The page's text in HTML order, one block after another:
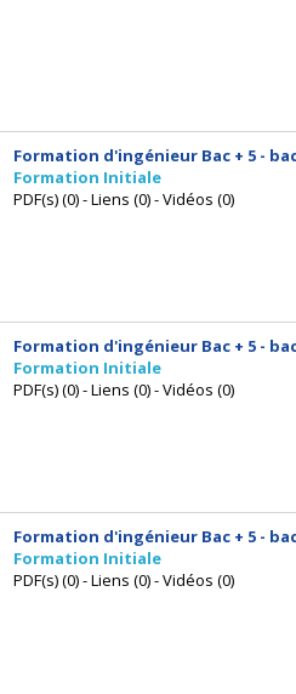
Formation d'ingénieur Bac + 5 -
Formation Initiale
PDF(s) (0) - Liens (0) - Vidéos (0)
Formation d'ingénieur Bac + 5 -
Formation Initiale
PDF(s) (0) - Liens (0) - Vidéos (0)
Formation d'ingénieur Bac + 5 -
Formation Initiale
PDF(s) (0) - Liens (0) - Vidéos (0)